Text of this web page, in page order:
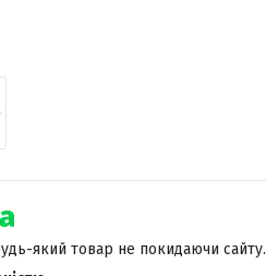
який товар не покидаючи сайту.